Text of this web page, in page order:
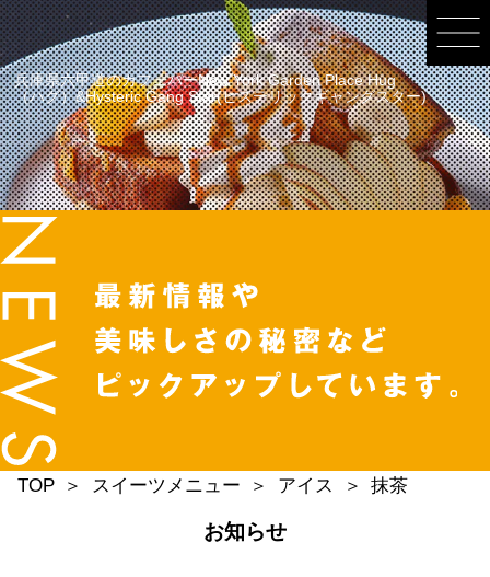
兵庫県六甲道のカフェバーNew York Garden Place Hug
（ハグ）&Hysteric Gang Star(ヒステリックギャングスター)
TOP スイーツメニュー アイス 抹茶
お知らせ